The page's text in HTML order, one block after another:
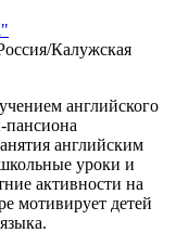
Калужская
английского
пансиона
английским
уроки и
активности на
мотивирует детей